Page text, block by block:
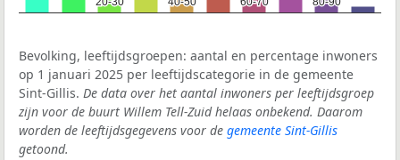
Bevolking, leeftijdsgroepen: aantal en percentage inwoners
op 1 januari 2025 per leeftijdscategorie in de gemeente
Sint-Gillis. De data over het aantal inwoners per leeftijdsgroep
zijn voor de buurt Willem Tell-Zuid helaas onbekend. Daarom
worden de leeftijdsgegevens voor de gemeente Sint-Gillis
getoond.